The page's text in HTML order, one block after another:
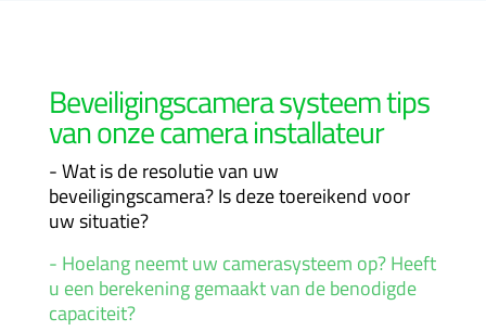
Beveiligingscamera systeem tips
van onze camera installateur
- Wat is de resolutie van uw
beveiligingscamera? Is deze toereikend voor
uw situatie?
- Hoelang neemt uw camerasysteem op? Heeft
u een berekening gemaakt van de benodigde
capaciteit?